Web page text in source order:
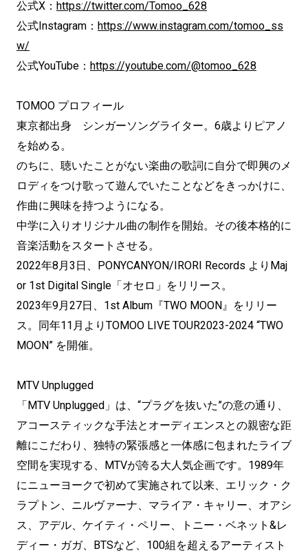
公式X： https://twitter.com/Tomoo_628
公式Instagram： https://www.instagram.com/tomoo_ss
w/
公式YouTube： https://youtube.com/@tomoo_628
TOMOO プロフィール
東京都出身 シンガーソングライター。6歳よりピアノ
を始める。
のちに、聴いたことがない楽曲の歌詞に自分で即興のメ
ロディをつけ歌って遊んでいたことなどをきっかけに、
作曲に興味を持つようになる。
中学に入りオリジナル曲の制作を開始。その後本格的に
音楽活動をスタートさせる。
2022年8月3日、PONYCANYON/IRORI Records よりMaj
or 1st Digital Single「オセロ」をリリース。
2023年9月27日、1st Album『TWO MOON』をリリー
ス。同年11月よりTOMOO LIVE TOUR2023-2024 “TWO
MOON” を開催。
MTV Unplugged
「MTV Unplugged」は、“プラグを抜いた”の意の通り、
アコースティックな手法とオーディエンスとの親密な距
離にこだわり、独特の緊張感と一体感に包まれたライブ
空間を実現する、MTVが誇る大人気企画です。1989年
にニューヨークで初めて実施されて以来、エリック・ク
ラプトン、ニルヴァーナ、マライア・キャリー、オアシ
ス、アデル、ケイティ・ペリー、トニー・ベネット&レ
ディー・ガガ、BTSなど、100組を超えるアーティスト